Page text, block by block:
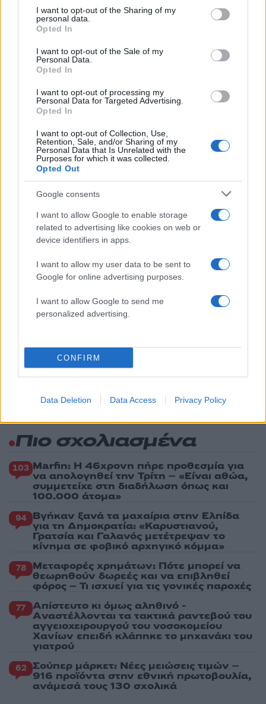
not limited to your visit or usage behaviour. You may click to
grant or deny consent to Google and its third-party tags to
use your data for below specified purposes in below Google
consent section.
I want to opt-out of the Sharing of my
personal data.
Opted In
I want to opt-out of the Sale of my
Personal Data.
Opted In
I want to opt-out of processing my
Personal Data for Targeted Advertising.
Opted In
I want to opt-out of Collection, Use,
Retention, Sale, and/or Sharing of my
Personal Data that Is Unrelated with the
Purposes for which it was collected.
Opted Out
Google consents
I want to allow Google to enable storage
related to advertising like cookies on web or
device identifiers in apps.
I want to allow my user data to be sent to
Google for online advertising purposes.
I want to allow Google to send me
personalized advertising.
CONFIRM
Data Deletion Data Access Privacy Policy
Ελλάδα
ΕΟΦ
Share:
Ακολουθήστε το Νewsit.gr στο
τελευταία νέατης ημέρας
Πιο δημοφιλή
Ryanair: «Ένα κομμάτι του προσώπου του
ήταν σαν πλαστελίνη», συγκλονίζει η
επιβάτιδα που έσωσε τον Σέρβο όταν
έσπασε το παράθυρο του αεροπλάνου
Δυτικού Νείλου με κρούσματα στην Αττική
- «Καμπανάκι» από τον Ιατρικό Σύλλογο
Αθηνών για την προστασία της δημόσιας
Φωτιά σε κατάστημα στον Άλιμο –
Εκκενώθηκε πολυκατοικία
και δολοφονούσε ιερόδουλες – Είχε
συλληφθεί και αφέθηκε ελεύθερος
5Με 40άρια κορυφώνεται το κύμα ζέστης -
και μέχρι πότε θα κρατήσουν τα μελτέμια
Πιο σχολιασμένα
103 Marfin: Η 46χρονη πήρε προθεσμία για
να απολογηθεί την Τρίτη – «Είναι αθώα,
συμμετείχε στη διαδήλωση όπως και
100.000 άτομα»
94 Βγήκαν ξανά τα μαχαίρια στην Ελπίδα
για τη Δημοκρατία: «Καρυστιανού,
Γρατσία και Γαλανός μετέτρεψαν το
κίνημα σε φοβικό αρχηγικό κόμμα»
78 Μεταφορές χρημάτων: Πότε μπορεί να
θεωρηθούν δωρεές και να επιβληθεί
φόρος – Τι ισχυεί για τις γονικές παροχές
77 Απίστευτο κι όμως αληθινό -
Aναστέλλονται τα τακτικά ραντεβού του
αγγειοχειρουργού του νοσοκομείου
Χανίων επειδή κλάπηκε το μηχανάκι του
γιατρού
62 Σούπερ μάρκετ: Νέες μειώσεις τιμών –
916 προϊόντα στην εθνική πρωτοβουλία,
ανάμεσά τους 130 σχολικά